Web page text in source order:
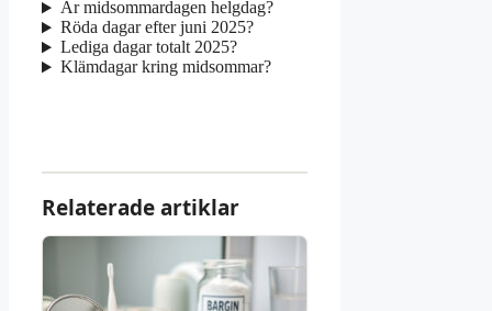
Är midsommardagen helgdag?
Röda dagar efter juni 2025?
Lediga dagar totalt 2025?
Klämdagar kring midsommar?
Relaterade artiklar